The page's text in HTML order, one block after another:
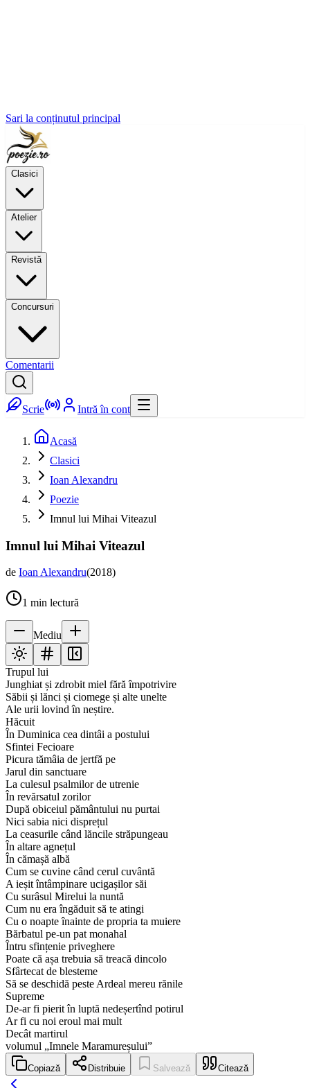
Sari la conținutul principal
Clasici
Atelier
Revistă
Concursuri
Comentarii
Scrie Intră în cont
Acasă
Clasici
Ioan Alexandru
Poezie
Imnul lui Mihai Viteazul
Imnul lui Mihai Viteazul
de Ioan Alexandru(2018)
1 min lectură
Mediu
Trupul lui
Junghiat și zdrobit miel fără împotrivire
Săbii și lănci și ciomege și alte unelte
Ale urii lovind în neștire.
Hăcuit
În Duminica cea dintâi a postului
Sfintei Fecioare
Picura tămâia de jertfă pe
Jarul din sanctuare
La culesul psalmilor de utrenie
În revărsatul zorilor
După obiceiul pământului nu purtai
Nici sabia nici disprețul
La ceasurile când lăncile străpungeau
În altare agnețul
În cămașă albă
Cum se cuvine când cerul cuvântă
A ieșit întâmpinare ucigașilor săi
Cu surâsul Mirelui la nuntă
Cum nu era îngăduit să te atingi
Cu o noapte înainte de propria ta muiere
Bărbatul pe-un pat monahal
Întru sfințenie priveghere
Poate că așa trebuia să treacă dincolo
Sfârtecat de blesteme
Să se deschidă peste Ardeal mereu rănile
Supreme
De-ar fi pierit în luptă nedeșertînd potirul
Ar fi cu noi eroul mai mult
Decât martirul
volumul „Imnele Maramureșului”
Copiază Distribuie Salvează Citează